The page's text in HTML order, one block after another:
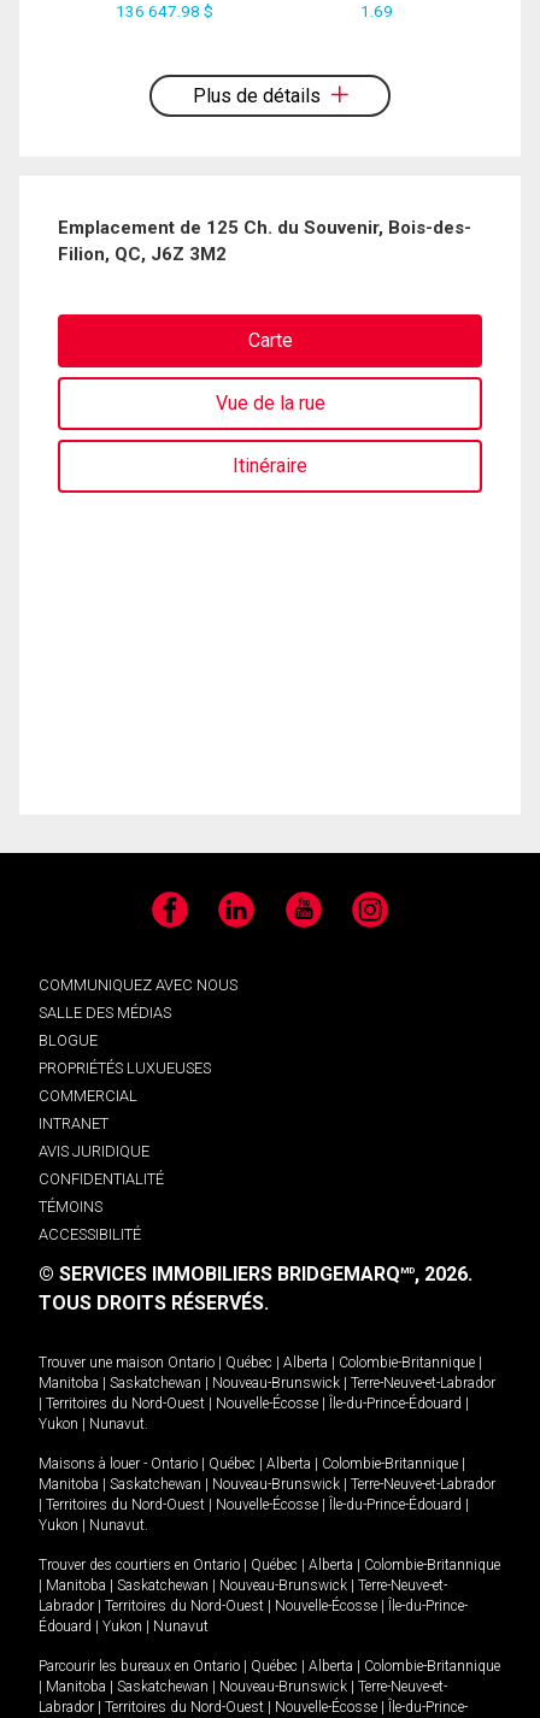
d'utilisation et vous nous fournissez l'autorisation écrite de communiquer avec
136 647.98 $ 1.69
Plus de détails
Emplacement de 125 Ch. du Souvenir, Bois-des-
Filion, QC, J6Z 3M2
Carte
Vue de la rue
Itinéraire
Facebook LinkedIn YouTube Instagram
COMMUNIQUEZ AVEC NOUS
SALLE DES MÉDIAS
BLOGUE
PROPRIÉTÉS LUXUEUSES
COMMERCIAL
INTRANET
AVIS JURIDIQUE
CONFIDENTIALITÉ
TÉMOINS
ACCESSIBILITÉ
© SERVICES IMMOBILIERS BRIDGEMARQMD, 2026.
TOUS DROITS RÉSERVÉS.
Trouver une maison Ontario Québec Alberta Colombie-Britannique
Manitoba
Saskatchewan Nouveau-Brunswick
Terre-Neuve-et-Labrador
Territoires du Nord-Ouest Nouvelle-Écosse Île-du-Prince-Édouard
Yukon
Nunavut.
Maisons à louer - Ontario Québec Alberta Colombie-Britannique
Manitoba
Saskatchewan Nouveau-Brunswick
Terre-Neuve-et-Labrador
Territoires du Nord-Ouest Nouvelle-Écosse Île-du-Prince-Édouard
Yukon
Nunavut.
Trouver des courtiers en Ontario Québec Alberta
Colombie-Britannique
Manitoba Saskatchewan Nouveau-Brunswick
Terre-Neuve-et-
Labrador
Territoires du Nord-Ouest Nouvelle-Écosse
Île-du-Prince-
Édouard
Yukon Nunavut
Parcourir les bureaux en Ontario Québec Alberta
Colombie-Britannique
Manitoba Saskatchewan Nouveau-Brunswick
Terre-Neuve-et-
Labrador
Territoires du Nord-Ouest Nouvelle-Écosse
Île-du-Prince-